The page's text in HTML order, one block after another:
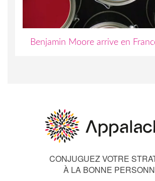
Benjamin Moore arrive en
CONJUGUEZ VOTRE
À LA BONNE